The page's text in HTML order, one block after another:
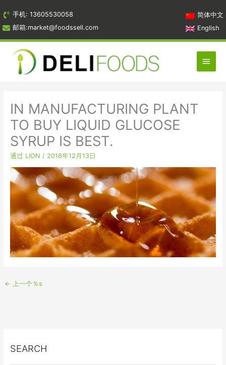
到
内
容
手机: 13605530058
邮箱:market@foodssell.com
简体中文
English
主
菜
IN MANUFACTURING PLANT
TO BUY LIQUID GLUCOSE
SYRUP IS BEST.
通过 LION / 2018年12月13日
← 上一个％s
SEARCH